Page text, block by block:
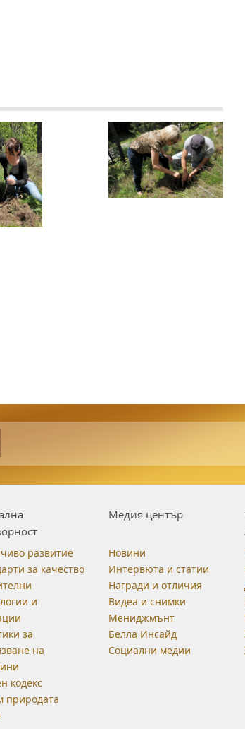
развитие
за качество
и
за
на
кодекс
природата
Медия център
Новини
Интервюта и статии
Награди и отличия
Видеа и снимки
Мениджмънт
Белла Инсайд
Социални медии